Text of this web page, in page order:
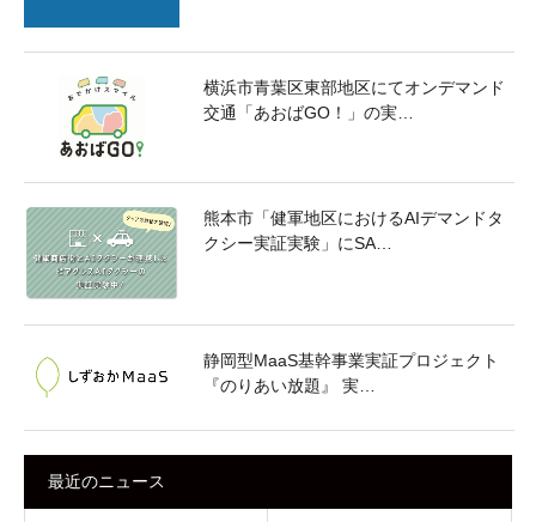
横浜市青葉区東部地区にてオンデマンド
交通「あおばGO！」の実…
熊本市「健軍地区におけるAIデマンドタ
クシー実証実験」にSA…
静岡型MaaS基幹事業実証プロジェクト
『のりあい放題』 実…
最近のニュース